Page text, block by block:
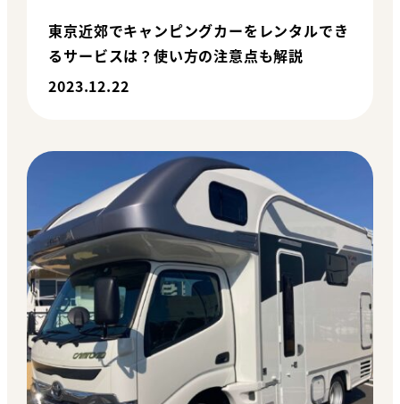
東京近郊でキャンピングカーをレンタルでき
るサービスは？使い方の注意点も解説
2023.12.22